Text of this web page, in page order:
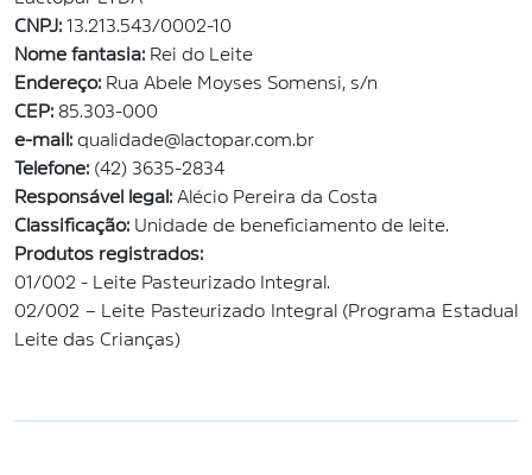
CNPJ: 13.213.543/0002-10
Nome fantasia: Rei do Leite
Endereço: Rua Abele Moyses Somensi, s/n
CEP: 85.303-000
e-mail: qualidade@lactopar.com.br
Telefone: (42) 3635-2834
Responsável legal: Alécio Pereira da Costa
Classificação: Unidade de beneficiamento de leite.
Produtos registrados:
01/002 - Leite Pasteurizado Integral.
02/002 – Leite Pasteurizado Integral (Programa Estadual
Leite das Crianças)